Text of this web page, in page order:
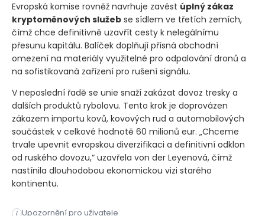
Evropská komise rovněž navrhuje zavést úplný zákaz
kryptoměnových služeb se sídlem ve třetích zemích,
čímž chce definitivně uzavřít cesty k nelegálnímu
přesunu kapitálu. Balíček doplňují přísná obchodní
omezení na materiály využitelné pro odpalování dronů a
na sofistikovaná zařízení pro rušení signálu.
V neposlední řadě se unie snaží zakázat dovoz tresky a
dalších produktů rybolovu. Tento krok je doprovázen
zákazem importu kovů, kovových rud a automobilových
součástek v celkové hodnotě 60 milionů eur. „Chceme
trvale upevnit evropskou diverzifikaci a definitivní odklon
od ruského dovozu,“ uzavřela von der Leyenová, čímž
nastínila dlouhodobou ekonomickou vizi starého
kontinentu.
i Upozornění pro uživatele